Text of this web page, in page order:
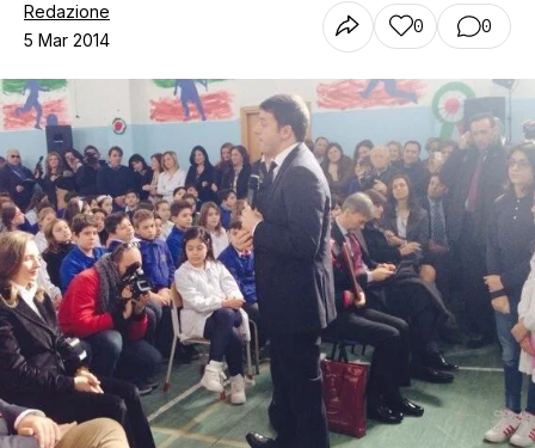
Chi siamo
Contatti
Redazione
5 Mar 2014
0 0